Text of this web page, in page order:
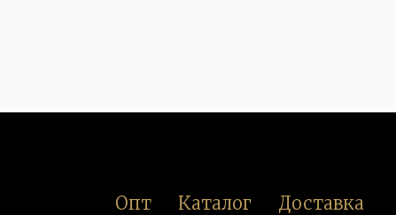
Опт Каталог Доставка